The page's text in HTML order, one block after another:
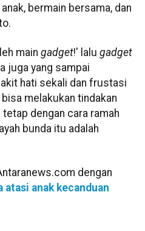
bermain bersama, dan
main gadget!' lalu gadget
juga yang sampai
hati sekali dan frustasi
melakukan tindakan
dengan cara ramah
bunda itu adalah
dengan
atasi anak kecanduan